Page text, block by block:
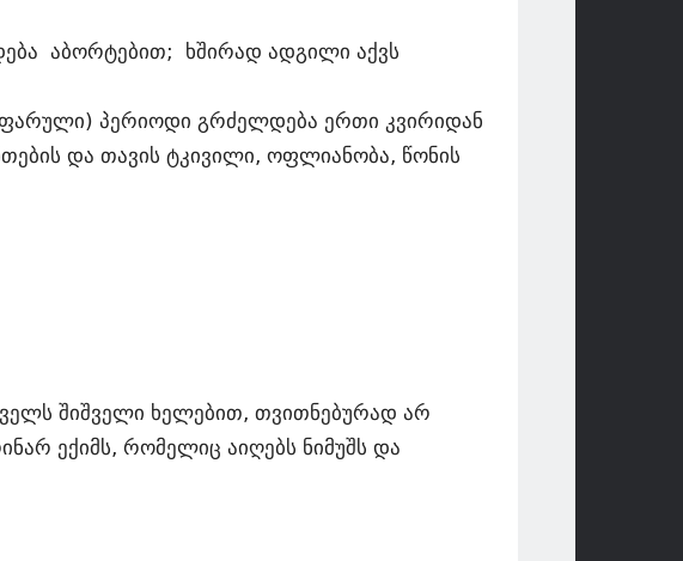
აბორტებით; ხშირად ადგილი აქვს
(ფარული) პერიოდი გრძელდება ერთი კვირიდან
და თავის ტკივილი, ოფლიანობა, წონის
შიშველი ხელებით, თვითნებურად არ
ექიმს, რომელიც აიღებს ნიმუშს და